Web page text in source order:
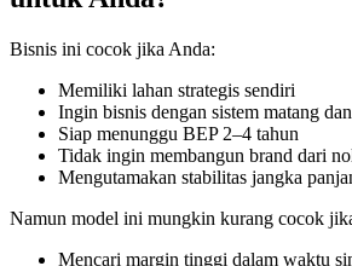
Bisnis ini cocok jika Anda:
Memiliki lahan strategis sendiri
Ingin bisnis dengan sistem matang
Siap menunggu BEP 2–4 tahun
Tidak ingin membangun brand dari
Mengutamakan stabilitas jangka
Namun model ini mungkin kurang cocok
Mencari margin tinggi dalam waktu